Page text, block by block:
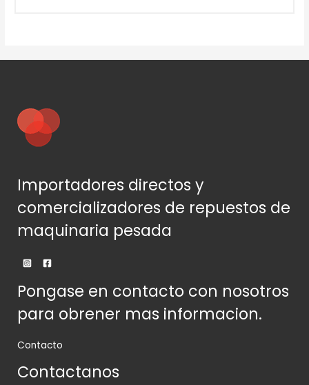
Importadores directos y
comercializadores de repuestos de
maquinaria pesada
Pongase en contacto con nosotros
para obrener mas informacion.
Contacto
Contactanos